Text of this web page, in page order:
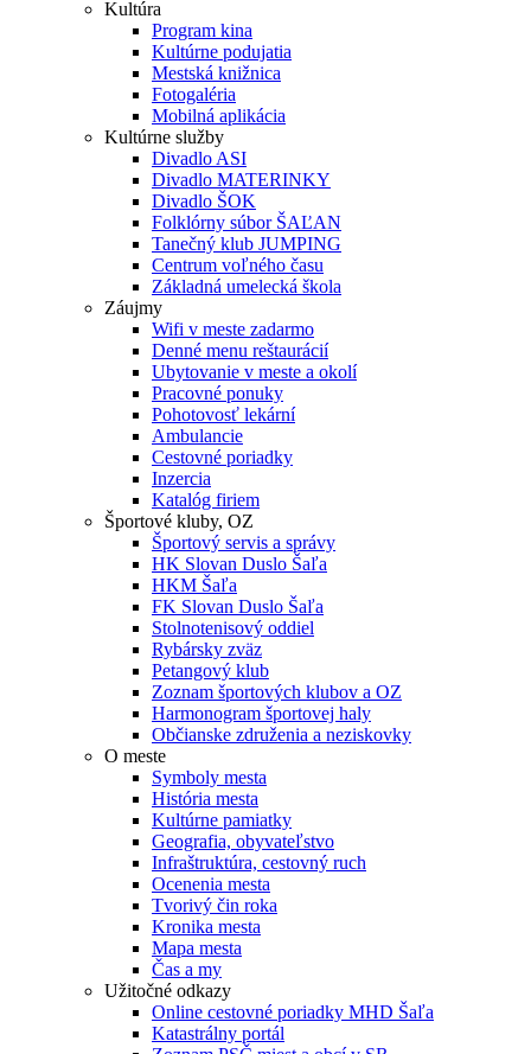
Kultúra
Program kina
Kultúrne podujatia
Mestská knižnica
Fotogaléria
Mobilná aplikácia
Kultúrne služby
Divadlo ASI
Divadlo MATERINKY
Divadlo ŠOK
Folklórny súbor ŠAĽAN
Tanečný klub JUMPING
Centrum voľného času
Základná umelecká škola
Záujmy
Wifi v meste zadarmo
Denné menu reštaurácií
Ubytovanie v meste a okolí
Pracovné ponuky
Pohotovosť lekární
Ambulancie
Cestovné poriadky
Inzercia
Katalóg firiem
Športové kluby, OZ
Športový servis a správy
HK Slovan Duslo Šaľa
HKM Šaľa
FK Slovan Duslo Šaľa
Stolnotenisový oddiel
Rybársky zväz
Petangový klub
Zoznam športových klubov a OZ
Harmonogram športovej haly
Občianske združenia a neziskovky
O meste
Symboly mesta
História mesta
Kultúrne pamiatky
Geografia, obyvateľstvo
Infraštruktúra, cestovný ruch
Ocenenia mesta
Tvorivý čin roka
Kronika mesta
Mapa mesta
Čas a my
Užitočné odkazy
Online cestovné poriadky MHD Šaľa
Katastrálny portál